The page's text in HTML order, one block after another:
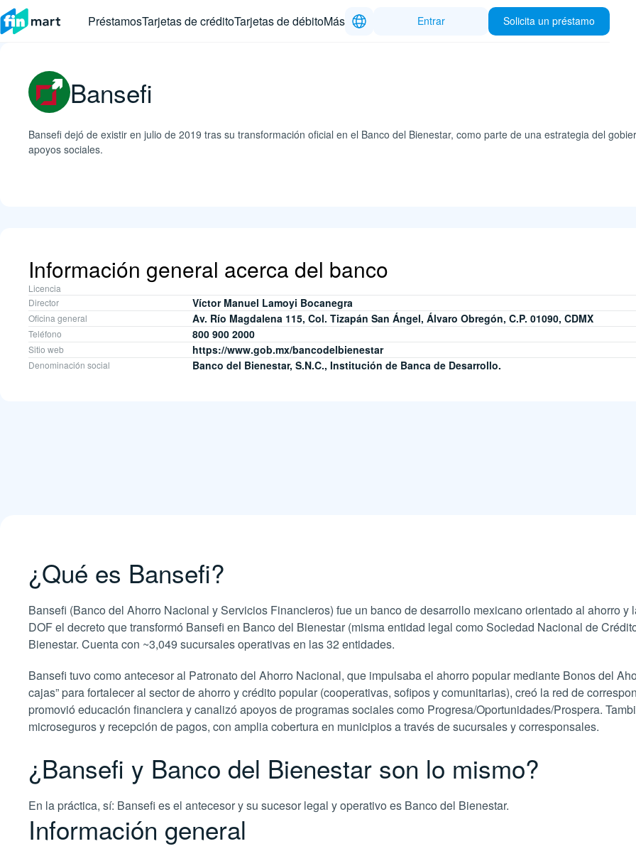
PréstamosTarjetas de créditoTarjetas de débitoMás Entrar Solicita un préstamo
Bansefi
Bansefi dejó de existir en julio de 2019 tras su transformación oficial en el Banco del Bienestar, como parte de una estrategia del
apoyos sociales.
Información general acerca del banco
Licencia
Director
Víctor Manuel Lamoyi Bocanegra
Oficina general Av. Río Magdalena 115, Col. Tizapán San Ángel, Álvaro Obregón, C.P. 01090, CDMX
Teléfono 800 900 2000
Sitio web https://www.gob.mx/bancodelbienestar
Denominación social Banco del Bienestar, S.N.C., Institución de Banca de Desarrollo.
¿Qué es Bansefi?
Bansefi (Banco del Ahorro Nacional y Servicios Financieros) fue un banco de desarrollo mexicano orientado al ahorro
DOF el decreto que transformó Bansefi en Banco del Bienestar (misma entidad legal como Sociedad Nacional de
Bienestar. Cuenta con ~3,049 sucursales operativas en las 32 entidades.
Bansefi tuvo como antecesor al Patronato del Ahorro Nacional, que impulsaba el ahorro popular mediante Bonos del
cajas” para fortalecer al sector de ahorro y crédito popular (cooperativas, sofipos y comunitarias), creó la red de
promovió educación financiera y canalizó apoyos de programas sociales como Progresa/Oportunidades/Prospera.
microseguros y recepción de pagos, con amplia cobertura en municipios a través de sucursales y corresponsales.
¿Bansefi y Banco del Bienestar son lo mismo?
En la práctica, sí: Bansefi es el antecesor y su sucesor legal y operativo es Banco del Bienestar.
Información general